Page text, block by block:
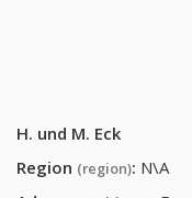
H. und M. Eck
Region (region): N\A